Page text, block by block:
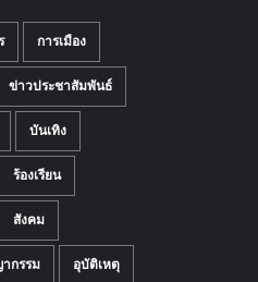
การเมือง
ข่าวประชาสัมพันธ์
บันเทิง
ร้องเรียน
สังคม
กรรม อุบัติเหตุ